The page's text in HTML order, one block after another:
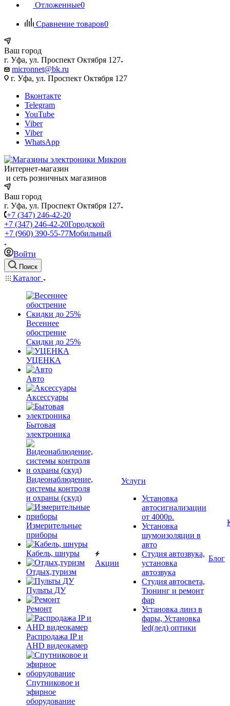
Отложенные0
Сравнение товаров0
Ваш город
г. Уфа, ул. Проспект Октября 127
micronnet@bk.ru
г. Уфа, ул. Проспект Октября 127
Вконтакте
Telegram
YouTube
Viber
Viber
WhatsApp
Интернет-магазин
и сеть розничных магазинов
Ваш город
г. Уфа, ул. Проспект Октября 127
+7 (347) 246-42-20
+7 (347) 246-42-20Городской
+7 (960) 390-55-77Мобильный
Войти
Поиск
Каталог
Весеннее
обострение
Скидки до 25%
УЦЕНКА
Авто
Аксессуары
Бытовая
электроника
Видеонаблюдение,
системы контроля
и охраны (скуд)
Измерительные
приборы
Кабель, шнуры
Отдых,туризм
Пульты ДУ
Ремонт
Распродажа IP и
AHD видеокамер
Спутниковое и
эфирное
оборудование
Акции
Услуги
Установка
автосигнализации
от 4000р.
Установка
шумоизоляции в
авто
Студия автозвука,
установка
автозвука
Студия автосвета,
Тюнинг и ремонт
фар
Установка линз в
фары, Установка
led(лед) оптики
Блог